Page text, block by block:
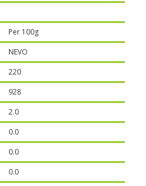
Per 100g
NEVO
220
928
2.0
0.0
0.0
0.0